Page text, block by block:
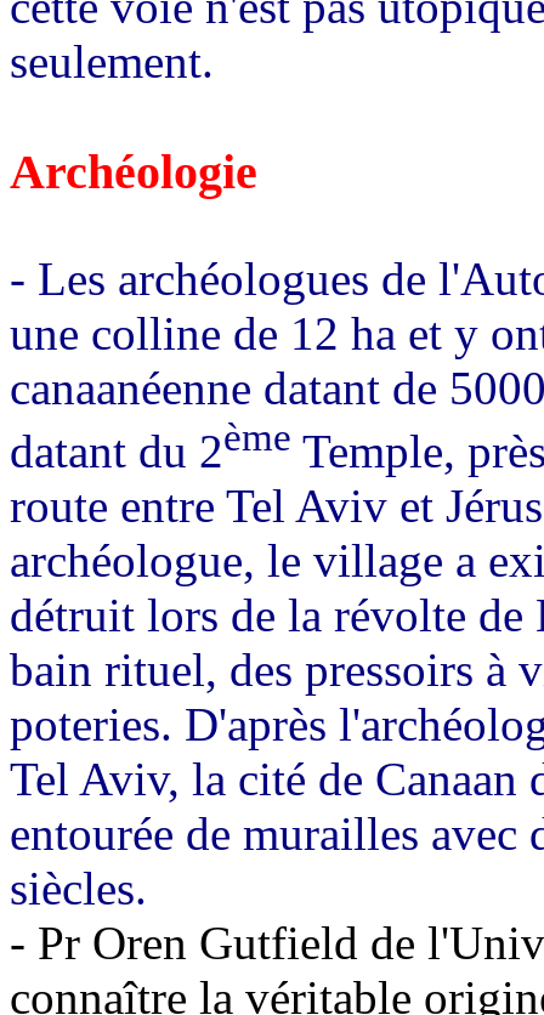
seulement.
Archéologie
- Les archéologues de
une colline de 12 ha et y
canaanéenne datant de
datant du 2ème Temple,
route entre Tel Aviv et
archéologue, le village a
détruit lors de la révolte
bain rituel, des pressoirs à
poteries. D'après
Tel Aviv, la cité de Canaan
entourée de murailles avec
siècles.
- Pr Oren Gutfield de
connaître la véritable